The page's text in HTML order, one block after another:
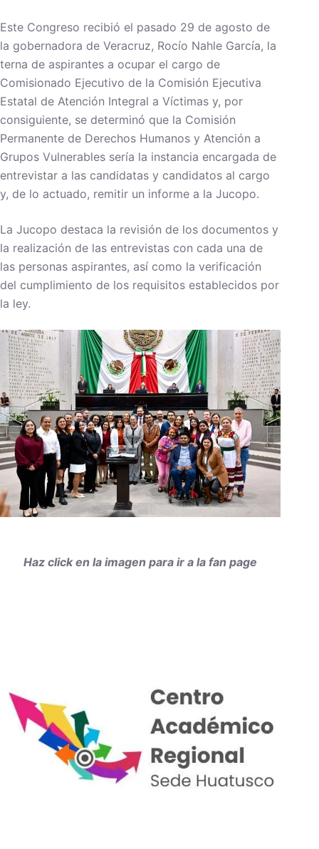
Este Congreso recibió el pasado 29 de agosto de
la gobernadora de Veracruz, Rocío Nahle García, la
terna de aspirantes a ocupar el cargo de
Comisionado Ejecutivo de la Comisión Ejecutiva
Estatal de Atención Integral a Víctimas y, por
consiguiente, se determinó que la Comisión
Permanente de Derechos Humanos y Atención a
Grupos Vulnerables sería la instancia encargada de
entrevistar a las candidatas y candidatos al cargo
y, de lo actuado, remitir un informe a la Jucopo.
La Jucopo destaca la revisión de los documentos y
la realización de las entrevistas con cada una de
las personas aspirantes, así como la verificación
del cumplimiento de los requisitos establecidos por
la ley.
Haz click en la imagen para ir a la fan page